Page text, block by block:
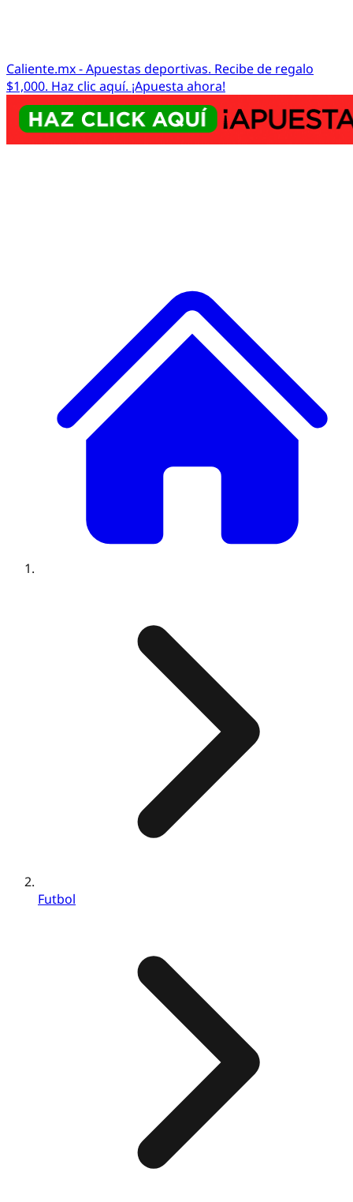
Caliente.mx - Apuestas deportivas. Recibe de regalo
$1,000. Haz clic aquí. ¡Apuesta ahora!
Futbol